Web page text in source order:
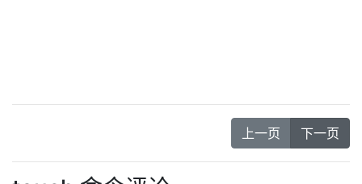
上一页 下一页